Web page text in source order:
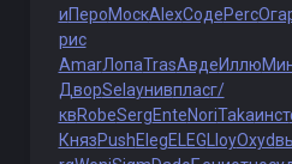
иПероМоскAlexСодеPerc
рис
AmarЛопаTrasАвдеИллю
ДворSelaунивпласг/
квRobeSergEnteNoriTakaинст
КнязPushElegELEG LloyOxyd